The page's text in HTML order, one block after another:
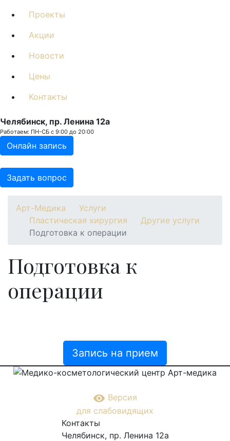
Проекты
Акции
Новости
Цены
Контакты
Челябинск, пр. Ленина 12a
Работаем: ПН-СБ с 9:00 до 20:00
Онлайн запись
Задать вопрос
Арт-Медика
Услуги
Пластическая хирургия
Другие услуги
Подготовка к операции
Подготовка к
операции
Запись на прием
remove_red_eye Версия
для слабовидящих
Контакты
Челябинск, пр. Ленина 12a